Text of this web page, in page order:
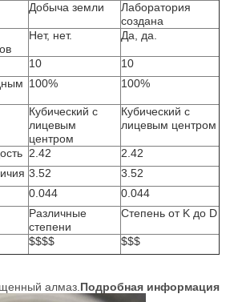
Добыча земли
Лаборатория
создана
Нет, нет. Да, да.
10
10
100% 100%
Кубический с
лицевым
центром
Кубический с
лицевым центром
2.42
2.42
3.52
3.52
0.044
0.044
Различные
степени
Степень от K до D
$$$$ $$$
алмаз.Подробная информация